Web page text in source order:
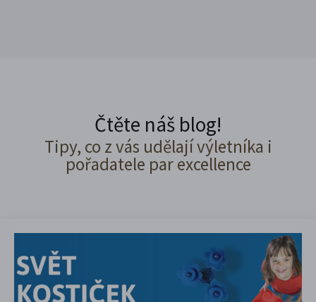
Čtěte náš blog!
Tipy, co z vás udělají výletníka i
pořadatele par excellence